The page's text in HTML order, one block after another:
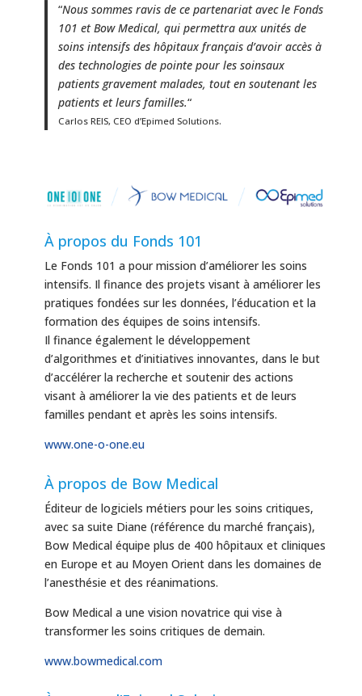
“Nous sommes ravis de ce partenariat avec le Fonds
101 et Bow Medical, qui permettra aux unités de
soins intensifs des hôpitaux français d’avoir accès à
des technologies de pointe pour les soinsaux
patients gravement malades, tout en soutenant les
patients et leurs familles.“
Carlos REIS, CEO d’Epimed Solutions.
À propos du Fonds 101
Le Fonds 101 a pour mission d’améliorer les soins
intensifs. Il finance des projets visant à améliorer les
pratiques fondées sur les données, l’éducation et la
formation des équipes de soins intensifs.
Il finance également le développement
d’algorithmes et d’initiatives innovantes, dans le but
d’accélérer la recherche et soutenir des actions
visant à améliorer la vie des patients et de leurs
familles pendant et après les soins intensifs.
www.one-o-one.eu
À propos de Bow Medical
Éditeur de logiciels métiers pour les soins critiques,
avec sa suite Diane (référence du marché français),
Bow Medical équipe plus de 400 hôpitaux et cliniques
en Europe et au Moyen Orient dans les domaines de
l’anesthésie et des réanimations.
Bow Medical a une vision novatrice qui vise à
transformer les soins critiques de demain.
www.bowmedical.com